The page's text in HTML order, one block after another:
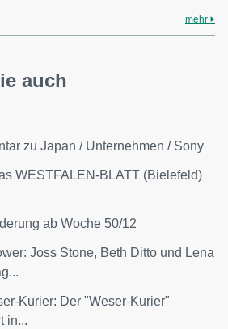
mehr
auch
zu Japan / Unternehmen / Sony
WESTFALEN-BLATT (Bielefeld)
ab Woche 50/12
Joss Stone, Beth Ditto und Lena
Kurier: Der "Weser-Kurier"
in...